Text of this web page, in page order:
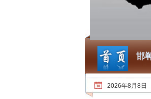
邯
2026年8月8日